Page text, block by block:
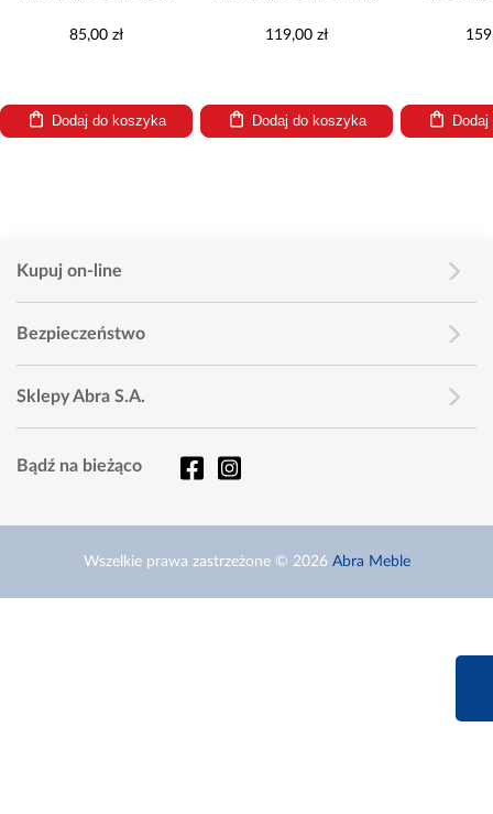
85,00 zł
Dodaj do koszyka
119,00 zł
Dodaj do koszyka
Kupuj on-line
Bezpieczeństwo
Sklepy Abra S.A.
Bądź na bieżąco
Wszelkie prawa zastrzeżone © 2026 Abra Meble